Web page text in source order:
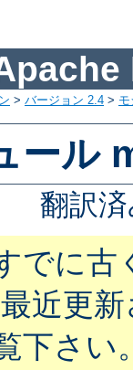
> バージョン 2.4 >
ール
翻訳
でに古
近更
下さい